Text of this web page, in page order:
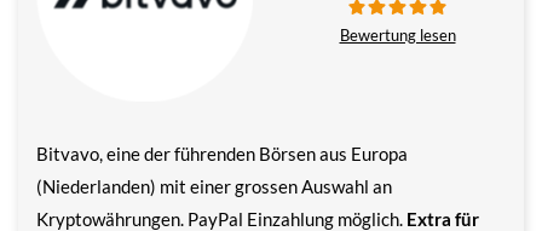
Bitvavo, eine der führenden Börsen aus Europa
(Niederlanden) mit einer grossen Auswahl an
Kryptowährungen. PayPal Einzahlung möglich. Extra für
Bewertung lesen